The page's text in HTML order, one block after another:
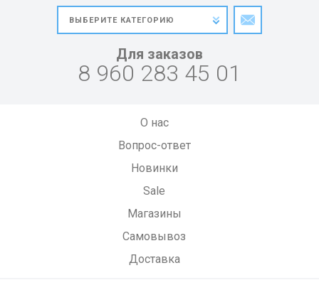
Для заказов
8 960 283 45 01
О нас
Вопрос-ответ
Новинки
Sale
Магазины
Самовывоз
Доставка